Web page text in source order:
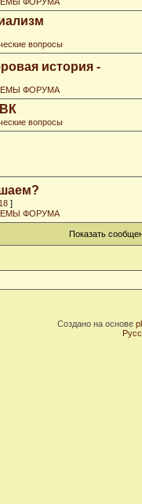
вопросы
история -
ФОРУМА
вопросы
]
ФОРУМА
Показать
Создано на основе